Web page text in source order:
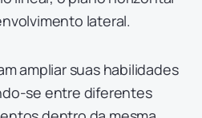
lateral.
ampliar suas habilidades
se entre diferentes